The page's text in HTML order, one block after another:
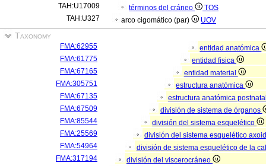
TAH:U17009
términos del cráneo
TOS
TAH:U327
arco cigomático (par) UOV
Taxonomy
FMA:62955
entidad anatómica
FMA:61775
entidad fisica
FMA:67165
entidad material
FMA:305751
estructura anatómica
FMA:67135
estructura anatómica
FMA:67509
división de sistema de órganos
FMA:85544
división del sistema esquelético
FMA:25569
división del sistema esquelético
FMA:54964
división de sistema esquelético de la
FMA:317194
división del viscerocráneo